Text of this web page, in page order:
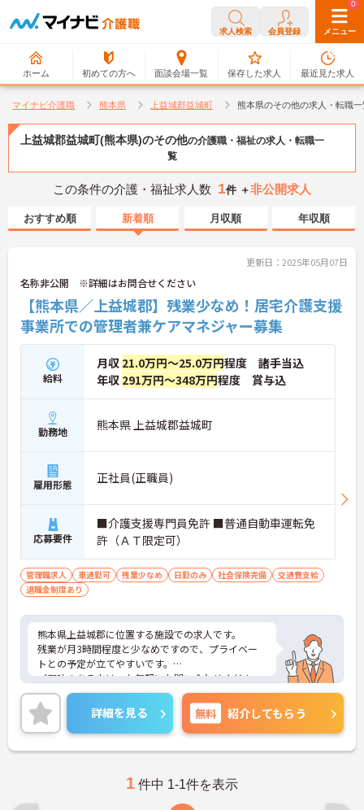
求人検索 会員登録 メニュー
ホーム 初めての方へ 面談会場一覧
0
保存した求人
0
最近見た求人
マイナビ介護職 熊本県 上益城郡益城町 熊本県のその他の求人・転職一
上益城郡益城町(熊本県)のその他の介護職・福祉の求人・転職一
覧
この条件の介護・福祉求人数 1件 ＋非公開求人
おすすめ順 新着順 月収順 年収順
更新日：2025年05月07日
名称非公開 ※詳細はお問合せください
【熊本県／上益城郡】残業少なめ！居宅介護支援
事業所での管理者兼ケアマネジャー募集
給料
月収 21.0万円～25.0万円程度 諸手当込
年収 291万円～348万円程度 賞与込
勤務地 熊本県 上益城郡益城町
雇用形態 正社員(正職員)
応募要件
■介護支援専門員免許 ■普通自動車運転免
許（ＡＴ限定可）
管理職求人 車通勤可 残業少なめ 日勤のみ 社会保険完備
交通費支給
退職金制度あり
熊本県上益城郡に位置する施設での求人です。
残業が月3時間程度と少なめですので、プライベー
トとの予定が立てやすいです。
ご興味のある方は、お気軽にお問い合わせくださ
い。
詳細を見る 無料 紹介してもらう
1 件中 1-1件を表示